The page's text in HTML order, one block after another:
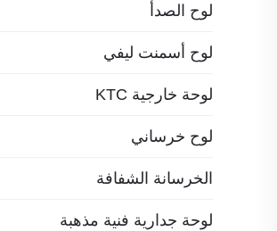
لوح الصدأ
لوح أسمنت ليفي
لوحة خارجية KTC
لوح خرساني
الخرسانة الشفافة
لوحة جدارية فنية مذهبة